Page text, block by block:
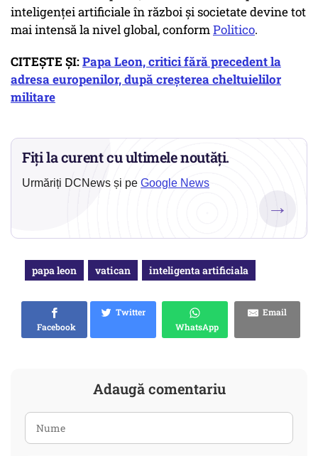
inteligenței artificiale în război și societate devine tot
mai intensă la nivel global, conformPolitico.
CITEȘTE ȘI:Papa Leon, critici fără precedent la
adresa europenilor, după creșterea cheltuielilor
militare
Fiți la curent cu ultimele noutăți.
Urmăriți DCNews și pe Google News
→
papa leon vatican inteligenta artificiala
Facebook
Twitter
WhatsApp
Email
Adaugă comentariu